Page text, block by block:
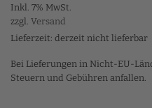
Inkl. 7% MwSt.
zzgl. Versand
Lieferzeit: derzeit nicht lieferbar
Bei Lieferungen in Nicht-EU-
Steuern und Gebühren anfallen.